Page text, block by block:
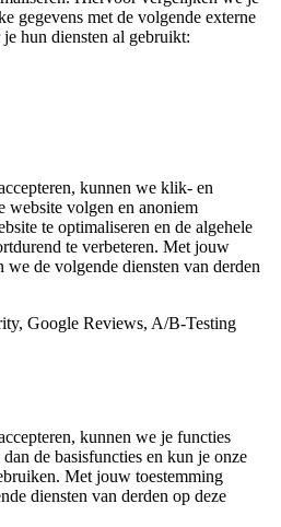
gegevens met de volgende externe
hun diensten al gebruikt:
kunnen we klik- en
website volgen en anoniem
te optimaliseren en de algehele
te verbeteren. Met jouw
we de volgende diensten van derden
Google Reviews, A/B-Testing
kunnen we je functies
de basisfuncties en kun je onze
Met jouw toestemming
diensten van derden op deze